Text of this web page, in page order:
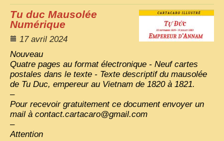
Tu duc Mausolée
Numérique
17 avril 2024
Nouveau
Quatre pages au format électronique - Neuf cartes
postales dans le texte - Texte descriptif du mausolée
de Tu Duc, empereur au Vietnam de 1820 à 1821.
–
Pour recevoir gratuitement ce document envoyer un
mail à contact.cartacaro@gmail.com
–
Attention